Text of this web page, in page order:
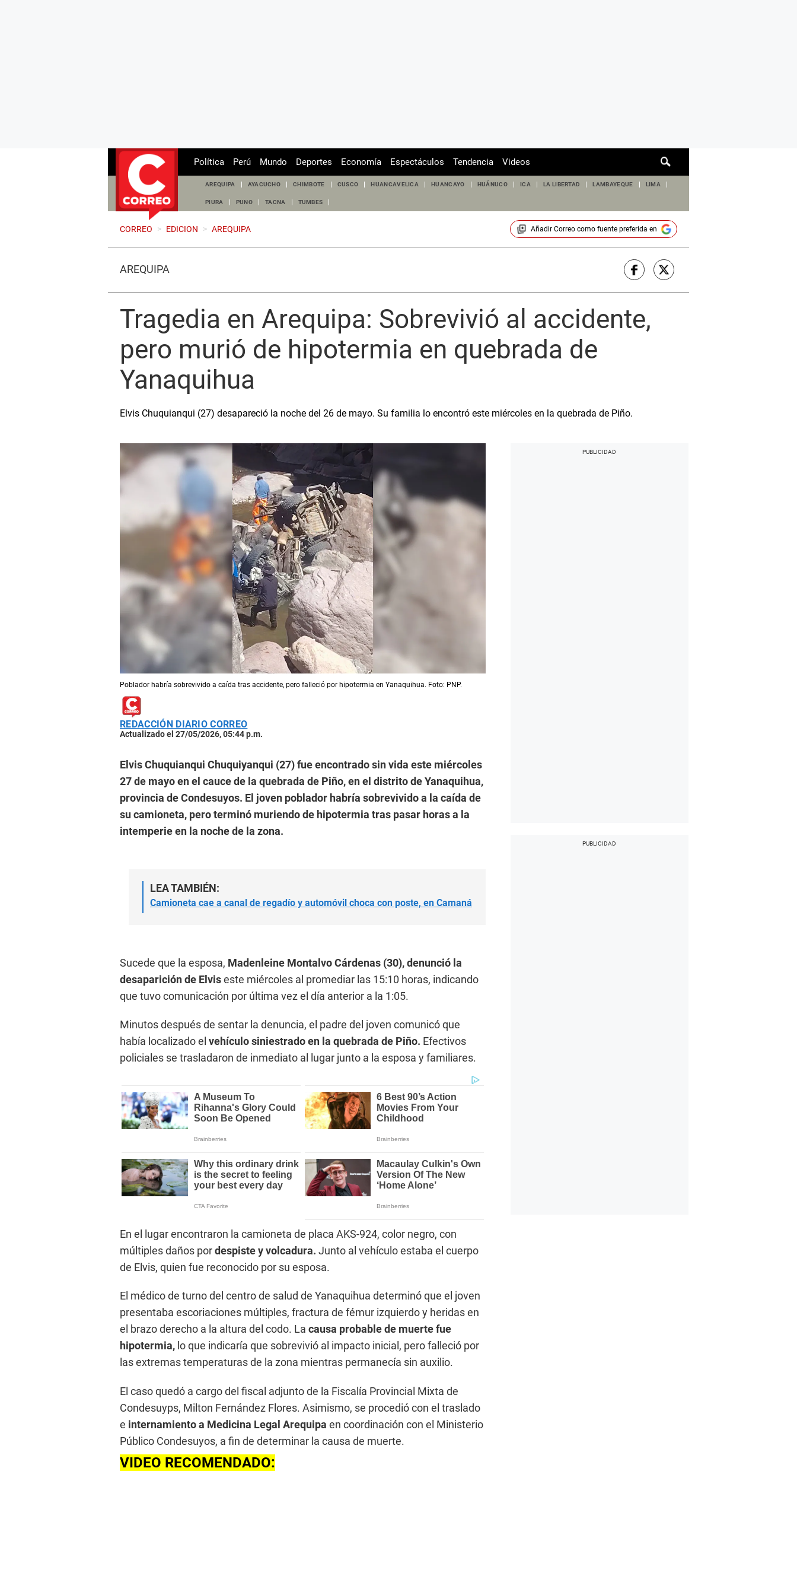
de
Política Perú Mundo Deportes Economía Espectáculos Tendencia Videos
AREQUIPA AYACUCHO CHIMBOTE CUSCO HUANCAVELICA HUANCAYO HUÁNUCO ICA LA LIBERTAD LAMBAYEQUE LIMA
PIURA PUNO TACNA TUMBES
CORREO > EDICION > AREQUIPA Añadir Correocomo fuente preferida en
AREQUIPA
Tragedia en Arequipa: Sobrevivió al accidente,
pero murió de hipotermia en quebrada de
Yanaquihua
Elvis Chuquianqui (27) desapareció la noche del 26 de mayo. Su familia lo encontró este miércoles en la quebrada de Piño.
Poblador habría sobrevivido a caída tras accidente, pero falleció por hipotermia en Yanaquihua. Foto: PNP.
REDACCIÓN DIARIO CORREO
Actualizado el 27/05/2026, 05:44 p.m.
Elvis Chuquianqui Chuquiyanqui (27) fue encontrado sin vida este miércoles
27 de mayo en el cauce de la quebrada de Piño, en el distrito de Yanaquihua,
provincia de Condesuyos. El joven poblador habría sobrevivido a la caída de
su camioneta, pero terminó muriendo de hipotermia tras pasar horas a la
intemperie en la noche de la zona.
LEA TAMBIÉN:
Camioneta cae a canal de regadío y automóvil choca con poste, en Camaná
Sucede que la esposa, Madenleine Montalvo Cárdenas (30), denunció la
desaparición de Elviseste miércoles al promediar las 15:10 horas, indicando
que tuvo comunicación por última vez el día anterior a la 1:05.
Minutos después de sentar la denuncia, el padre del joven comunicó que
había localizado el vehículo siniestrado en la quebrada de Piño. Efectivos
policiales se trasladaron de inmediato al lugar junto a la esposa y familiares.
En el lugar encontraron la camioneta de placa AKS-924, color negro, con
múltiples daños pordespiste y volcadura. Junto al vehículo estaba el cuerpo
de Elvis, quien fue reconocido por su esposa.
El médico de turno del centro de salud de Yanaquihua determinó que el joven
presentaba escoriaciones múltiples, fractura de fémur izquierdo y heridas en
el brazo derecho a la altura del codo. La causa probable de muerte fue
hipotermia, lo que indicaría que sobrevivió al impacto inicial, pero falleció por
las extremas temperaturas de la zona mientras permanecía sin auxilio.
El caso quedó a cargo del fiscal adjunto de la Fiscalía Provincial Mixta de
Condesuyps, Milton Fernández Flores. Asimismo, se procedió con el traslado
e internamiento a Medicina Legal Arequipa en coordinación con el Ministerio
Público Condesuyos, a fin de determinar la causa de muerte.
VIDEO RECOMENDADO: